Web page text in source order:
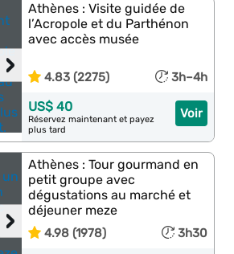
›
Athènes : Visite guidée de
l’Acropole et du Parthénon
avec accès musée
4.83 (2275) 3h–4h
Voir
US$ 40
Réservez maintenant et payez
plus tard
›
Athènes : Tour gourmand en
petit groupe avec
dégustations au marché et
déjeuner meze
4.98 (1978) 3h30